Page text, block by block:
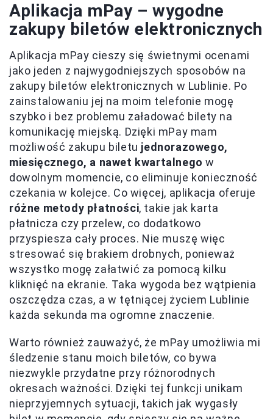
Aplikacja mPay – wygodne
zakupy biletów elektronicznych
Aplikacja mPay cieszy się świetnymi ocenami
jako jeden z najwygodniejszych sposobów na
zakupy biletów elektronicznych w Lublinie. Po
zainstalowaniu jej na moim telefonie mogę
szybko i bez problemu załadować bilety na
komunikację miejską. Dzięki mPay mam
możliwość zakupu biletu jednorazowego,
miesięcznego, a nawet kwartalnego w
dowolnym momencie, co eliminuje konieczność
czekania w kolejce. Co więcej, aplikacja oferuje
różne metody płatności, takie jak karta
płatnicza czy przelew, co dodatkowo
przyspiesza cały proces. Nie muszę więc
stresować się brakiem drobnych, ponieważ
wszystko mogę załatwić za pomocą kilku
kliknięć na ekranie. Taka wygoda bez wątpienia
oszczędza czas, a w tętniącej życiem Lublinie
każda sekunda ma ogromne znaczenie.
Warto również zauważyć, że mPay umożliwia mi
śledzenie stanu moich biletów, co bywa
niezwykle przydatne przy różnorodnych
okresach ważności. Dzięki tej funkcji unikam
nieprzyjemnych sytuacji, takich jak wygasły